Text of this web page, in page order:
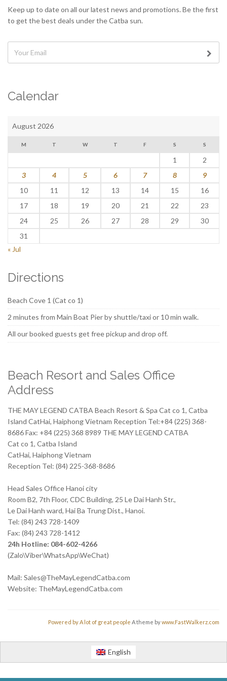
Keep up to date on all our latest news and promotions. Be the first
to get the best deals under the Catba sun.
Calendar
August 2026
M T W T F S S
1
2
3
4 5 6 7 8
9
10
11 12 13 14 15
16
17
18 19 20 21 22
23
24
25 26 27 28 29
30
31
« Jul
Directions
Beach Cove 1 (Cat co 1)
2 minutes from Main Boat Pier by shuttle/taxi or 10 min walk.
All our booked guests get free pickup and drop off.
Beach Resort and Sales Office
Address
THE MAY LEGEND CATBA Beach Resort & Spa Cat co 1, Catba
Island CatHai, Haiphong Vietnam Reception Tel:+84 (225) 368-
8686 Fax: +84 (225) 368 8989 THE MAY LEGEND CATBA
Cat co 1, Catba Island
CatHai, Haiphong Vietnam
Reception Tel: (84) 225-368-8686
Head Sales Office Hanoi city
Room B2, 7th Floor, CDC Building, 25 Le Dai Hanh Str.,
Le Dai Hanh ward, Hai Ba Trung Dist., Hanoi.
Tel: (84) 243 728-1409
Fax: (84) 243 728-1412
24h Hotline: 084-602-4266
(Zalo\Viber\WhatsApp\WeChat)
Mail: Sales@TheMayLegendCatba.com
Website: TheMayLegendCatba.com
Powered by A lot of great people A theme bywww.FastWalkerz.com
English